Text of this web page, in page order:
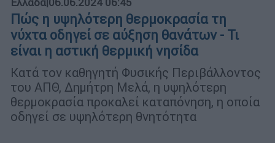
Πώς η υψηλότερη θερμοκρασία τη
νύχτα οδηγεί σε αύξηση θανάτων - Τι
είναι η αστική θερμική νησίδα
Κατά τον καθηγητή Φυσικής Περιβάλλοντος
του ΑΠΘ, Δημήτρη Μελά, η υψηλότερη
θερμοκρασία προκαλεί καταπόνηση, η οποία
οδηγεί σε υψηλότερη θνητότητα